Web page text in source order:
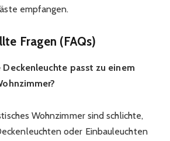
empfangen.
Fragen (FAQs)
Deckenleuchte passt zu einem
Wohnzimmer sind schlichte,
oder Einbauleuchten